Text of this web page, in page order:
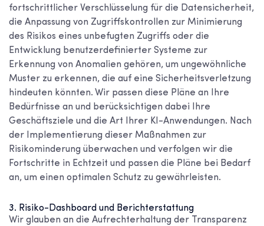
fortschrittlicher Verschlüsselung für die Datensicherheit,
die Anpassung von Zugriffskontrollen zur Minimierung
des Risikos eines unbefugten Zugriffs oder die
Entwicklung benutzerdefinierter Systeme zur
Erkennung von Anomalien gehören, um ungewöhnliche
Muster zu erkennen, die auf eine Sicherheitsverletzung
hindeuten könnten. Wir passen diese Pläne an Ihre
Bedürfnisse an und berücksichtigen dabei Ihre
Geschäftsziele und die Art Ihrer KI-Anwendungen. Nach
der Implementierung dieser Maßnahmen zur
Risikominderung überwachen und verfolgen wir die
Fortschritte in Echtzeit und passen die Pläne bei Bedarf
an, um einen optimalen Schutz zu gewährleisten.
3. Risiko-Dashboard und Berichterstattung
Wir glauben an die Aufrechterhaltung der Transparenz